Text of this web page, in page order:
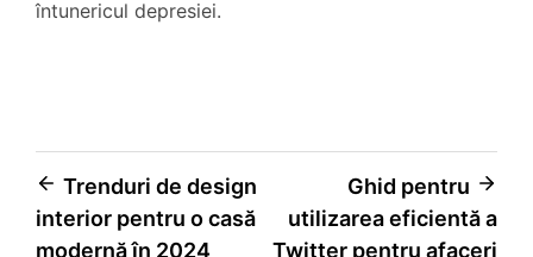
întunericul depresiei.
Navigare
în
Trenduri de design
interior pentru o casă
modernă în 2024
Ghid pentru
utilizarea eficientă a
Twitter pentru afaceri